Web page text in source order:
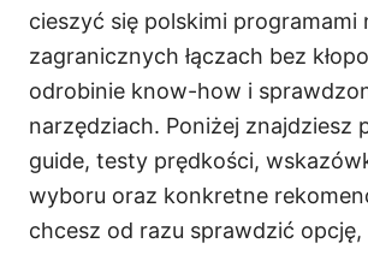
cieszyć się polskimi programami
zagranicznych łączach bez
odrobinie know-how i
narzędziach. Poniżej znajdziesz
guide, testy prędkości,
wyboru oraz konkretne
chcesz od razu sprawdzić opcję,